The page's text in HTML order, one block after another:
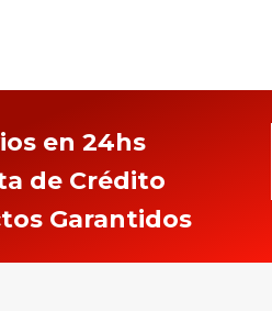
en 24hs
de Crédito
Garantidos